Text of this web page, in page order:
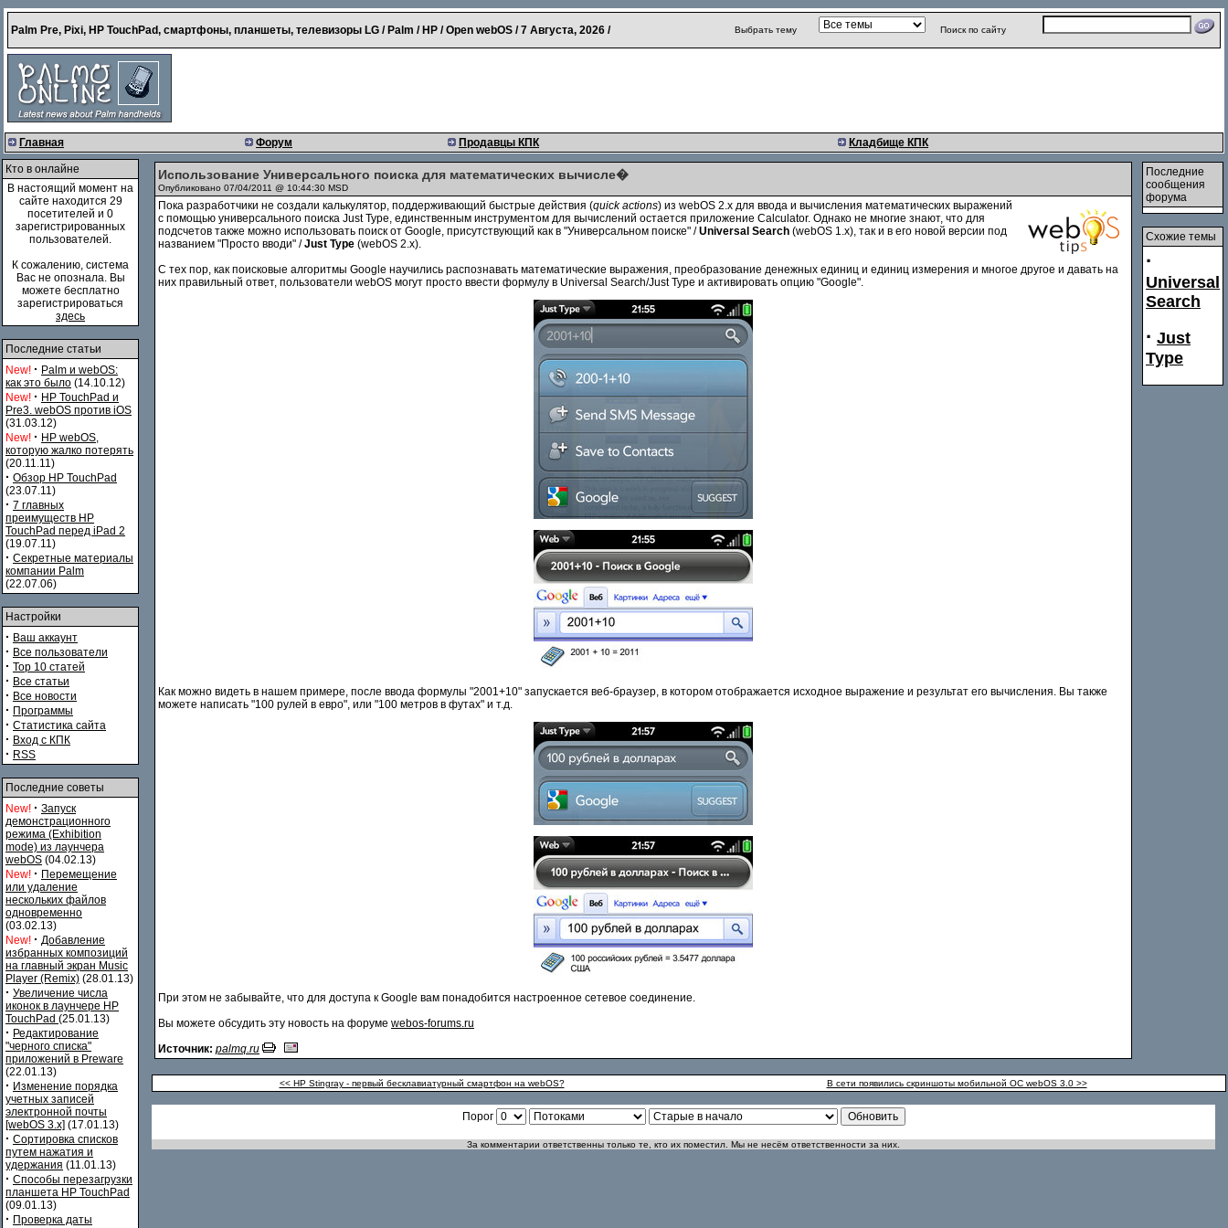
Palm Pre, Pixi, HP TouchPad, смартфоны, планшеты, телевизоры LG / Palm / HP / Open webOS /7 Августа, 2026 / Выбрать тему Поиск по сайту
Главная Форум Продавцы КПК Кладбище КПК
Кто в онлайне
В настоящий момент на
сайте находится 29
посетителей и 0
зарегистрированных
пользователей.
К сожалению, система
Вас не опознала. Вы
можете бесплатно
зарегистрироваться
здесь
Последние статьи
New! · Palm и webOS:
как это было (14.10.12)
New! · HP TouchPad и
Pre3. webOS против iOS
(31.03.12)
New! · HP webOS,
которую жалко потерять
(20.11.11)
· Обзор HP TouchPad
(23.07.11)
· 7 главных
преимуществ HP
TouchPad перед iPad 2
(19.07.11)
· Секретные материалы
компании Palm
(22.07.06)
Настройки
· Ваш аккаунт
· Все пользователи
· Top 10 статей
· Все статьи
· Все новости
· Программы
· Статистика сайта
· Вход с КПК
· RSS
Последние советы
New! · Запуск
демонстрационного
режима (Exhibition
mode) из лаунчера
webOS (04.02.13)
New! · Перемещение
или удаление
нескольких файлов
одновременно
(03.02.13)
New! · Добавление
избранных композиций
на главный экран Music
Player (Remix) (28.01.13)
· Увеличение числа
иконок в лаунчере HP
TouchPad (25.01.13)
· Редактирование
"черного списка"
приложений в Preware
(22.01.13)
· Изменение порядка
учетных записей
электронной почты
[webOS 3.x] (17.01.13)
· Сортировка списков
путем нажатия и
удержания (11.01.13)
· Способы перезагрузки
планшета HP TouchPad
(09.01.13)
· Проверка даты
Использование Универсального поиска для математических вычисле�
Опубликовано 07/04/2011 @ 10:44:30 MSD
Пока разработчики не создали калькулятор, поддерживающий быстрые действия (quick actions) из webOS 2.x для ввода и вычисления математических выражений
с помощью универсального поиска Just Type, единственным инструментом для вычислений остается приложение Calculator. Однако не многие знают, что для
подсчетов также можно использовать поиск от Google, присутствующий как в "Универсальном поиске" /Universal Search (webOS 1.x), так и в его новой версии под
названием "Просто вводи" /Just Type (webOS 2.x).
С тех пор, как поисковые алгоритмы Google научились распознавать математические выражения, преобразование денежных единиц и единиц измерения и многое другое и давать на
них правильный ответ, пользователи webOS могут просто ввести формулу в Universal Search/Just Type и активировать опцию "Google".
Как можно видеть в нашем примере, после ввода формулы "2001+10" запускается веб-браузер, в котором отображается исходное выражение и результат его вычисления. Вы также
можете написать "100 рулей в евро", или "100 метров в футах" и т.д.
При этом не забывайте, что для доступа к Google вам понадобится настроенное сетевое соединение.
Вы можете обсудить эту новость на форуме webos-forums.ru
Источник: palmq.ru
Последние
сообщения
форума
Схожие темы
·
Universal
Search
· Just
Type
<< HP Stingray - первый бесклавиатурный смартфон на webOS? В сети появились скриншоты мобильной ОС webOS 3.0 >>
Порог
За комментарии ответственны только те, кто их поместил. Мы не несём ответственности за них.